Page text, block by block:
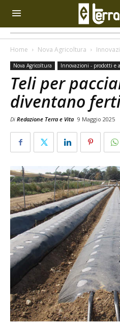
Home Nova Agricoltura
Nova Agricoltura Innovazioni - prodotti e
Teli per
diventano
Di Redazione Terra e Vita 9 Maggio 2025